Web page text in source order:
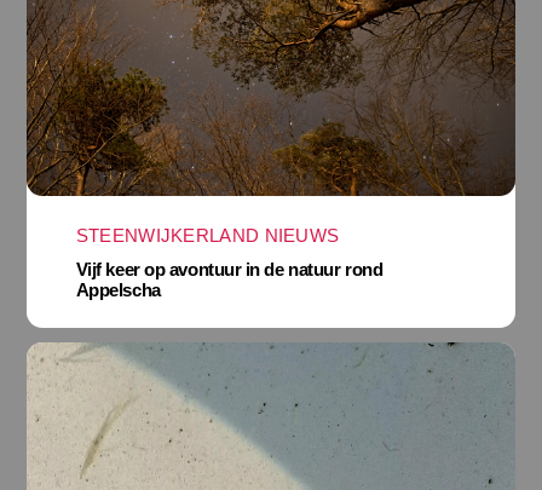
STEENWIJKERLAND NIEUWS
Vijf keer op avontuur in de natuur rond
Appelscha